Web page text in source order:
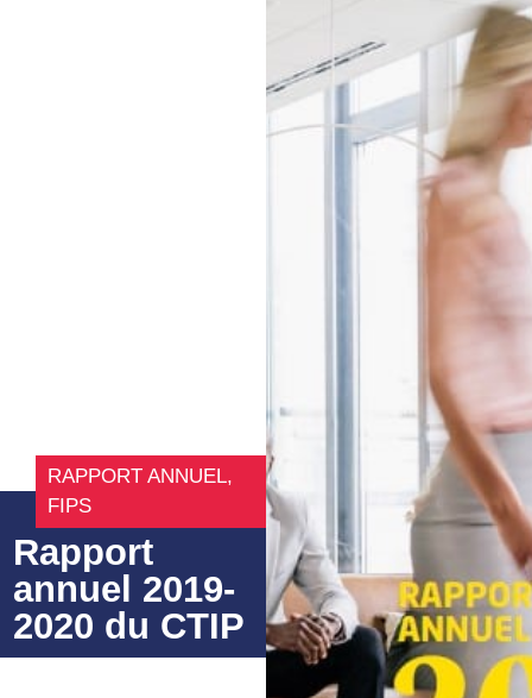
RAPPORT ANNUEL,
FIPS
Rapport
annuel 2019-
2020 du CTIP